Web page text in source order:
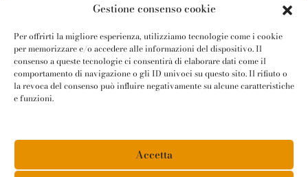
Gestione consenso cookie
Per offrirti la migliore esperienza, utilizziamo tecnologie come i cookie
per memorizzare e/o accedere alle informazioni del dispositivo. Il
consenso a queste tecnologie ci consentirà di elaborare dati come il
comportamento di navigazione o gli ID univoci su questo sito. Il rifiuto o
la revoca del consenso può influire negativamente su alcune caratteristiche
e funzioni.
Accetta
Reggio Parma Festival
Contatti
Newsletter
Amministrazione Trasparente
Privacy Policy
Cookie Policy